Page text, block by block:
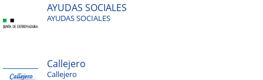
AYUDAS SOCIALES
AYUDAS SOCIALES
Callejero
Callejero